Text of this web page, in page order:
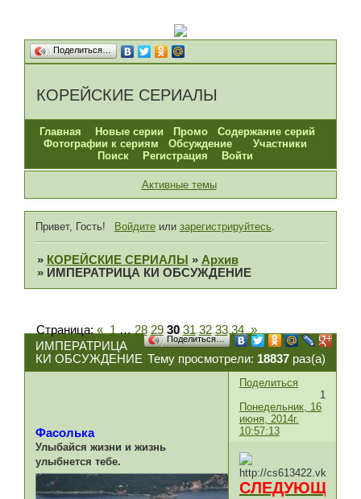
Поделиться…
КОРЕЙСКИЕ СЕРИАЛЫ
Главная Новые серии Промо
Содержание серий
Фотографии к сериям
Обсуждение
Участники
Поиск
Регистрация Войти
Активные темы
Привет, Гость! Войдитеили зарегистрируйтесь.
» КОРЕЙСКИЕ СЕРИАЛЫ » Архив
» ИМПЕРАТРИЦА КИ ОБСУЖДЕНИЕ
Поделиться…
ИМПЕРАТРИЦА
КИ ОБСУЖДЕНИЕ Тему просмотрели: 18837раз(а)
Страница:« 1 … 28 29 30 31 32 33 34 »
Поделиться
1
Понедельник, 16
июня, 2014г.
10:57:13
Фасолька
Улыбайся жизни и жизнь
улыбнется тебе.
СЛЕДУЮЩАЯ